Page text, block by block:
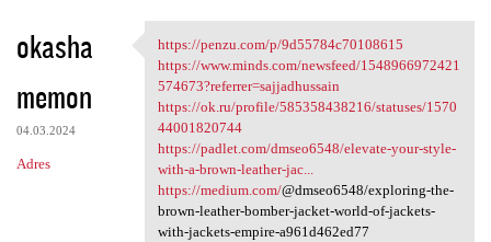
okasha
memon
04.03.2024
Adres
https://penzu.com/p
https://penzu.com/p/9d55784c70108615
https://www.minds.com/newsfeed/1548966972421
574673?referrer=sajjadhussain
https://ok.ru/profile/585358438216/statuses/1570
44001820744
https://padlet.com/dmseo6548/elevate-your-style-
with-a-brown-leather-jac...
https://medium.com/@dmseo6548/exploring-the-
brown-leather-bomber-jacket-world-of-jackets-
with-jackets-empire-a961d462ed77